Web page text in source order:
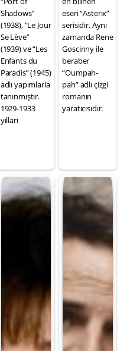
Shadows”
(1938), “Le Jour
Se Lève”
(1939) ve “Les
Enfants du
Paradis” (1945)
adlı yapımlarla
tanınmıştır.
1929-1933
yılları
eseri “Asterix”
serisidir. Aynı
zamanda Rene
Goscinny ile
beraber
“Oumpah-
pah” adlı çizgi
romanın
yaratıcısıdır.